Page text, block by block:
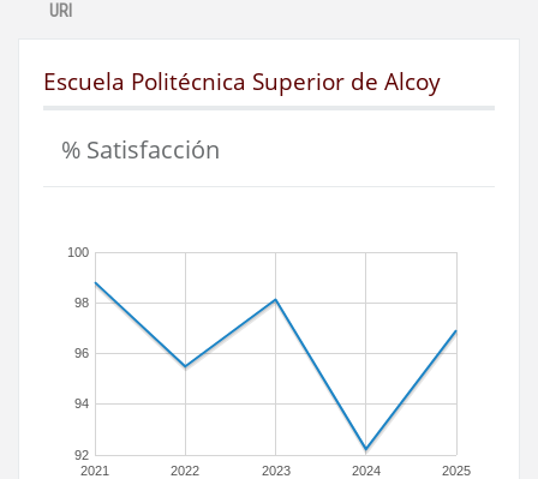
URI
Escuela Politécnica Superior de Alcoy
% Satisfacción
2021 2022 2023 2024 2025
92
94
96
98
100